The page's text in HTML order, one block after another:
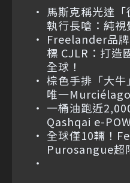
馬斯克稱光達
執行長嗆：純
Freelander品
標 CJLR：打造
全球！
棕色手排「大
唯一
一桶油跑近
Qashqai e-
全球僅10輛！
Purosangue超